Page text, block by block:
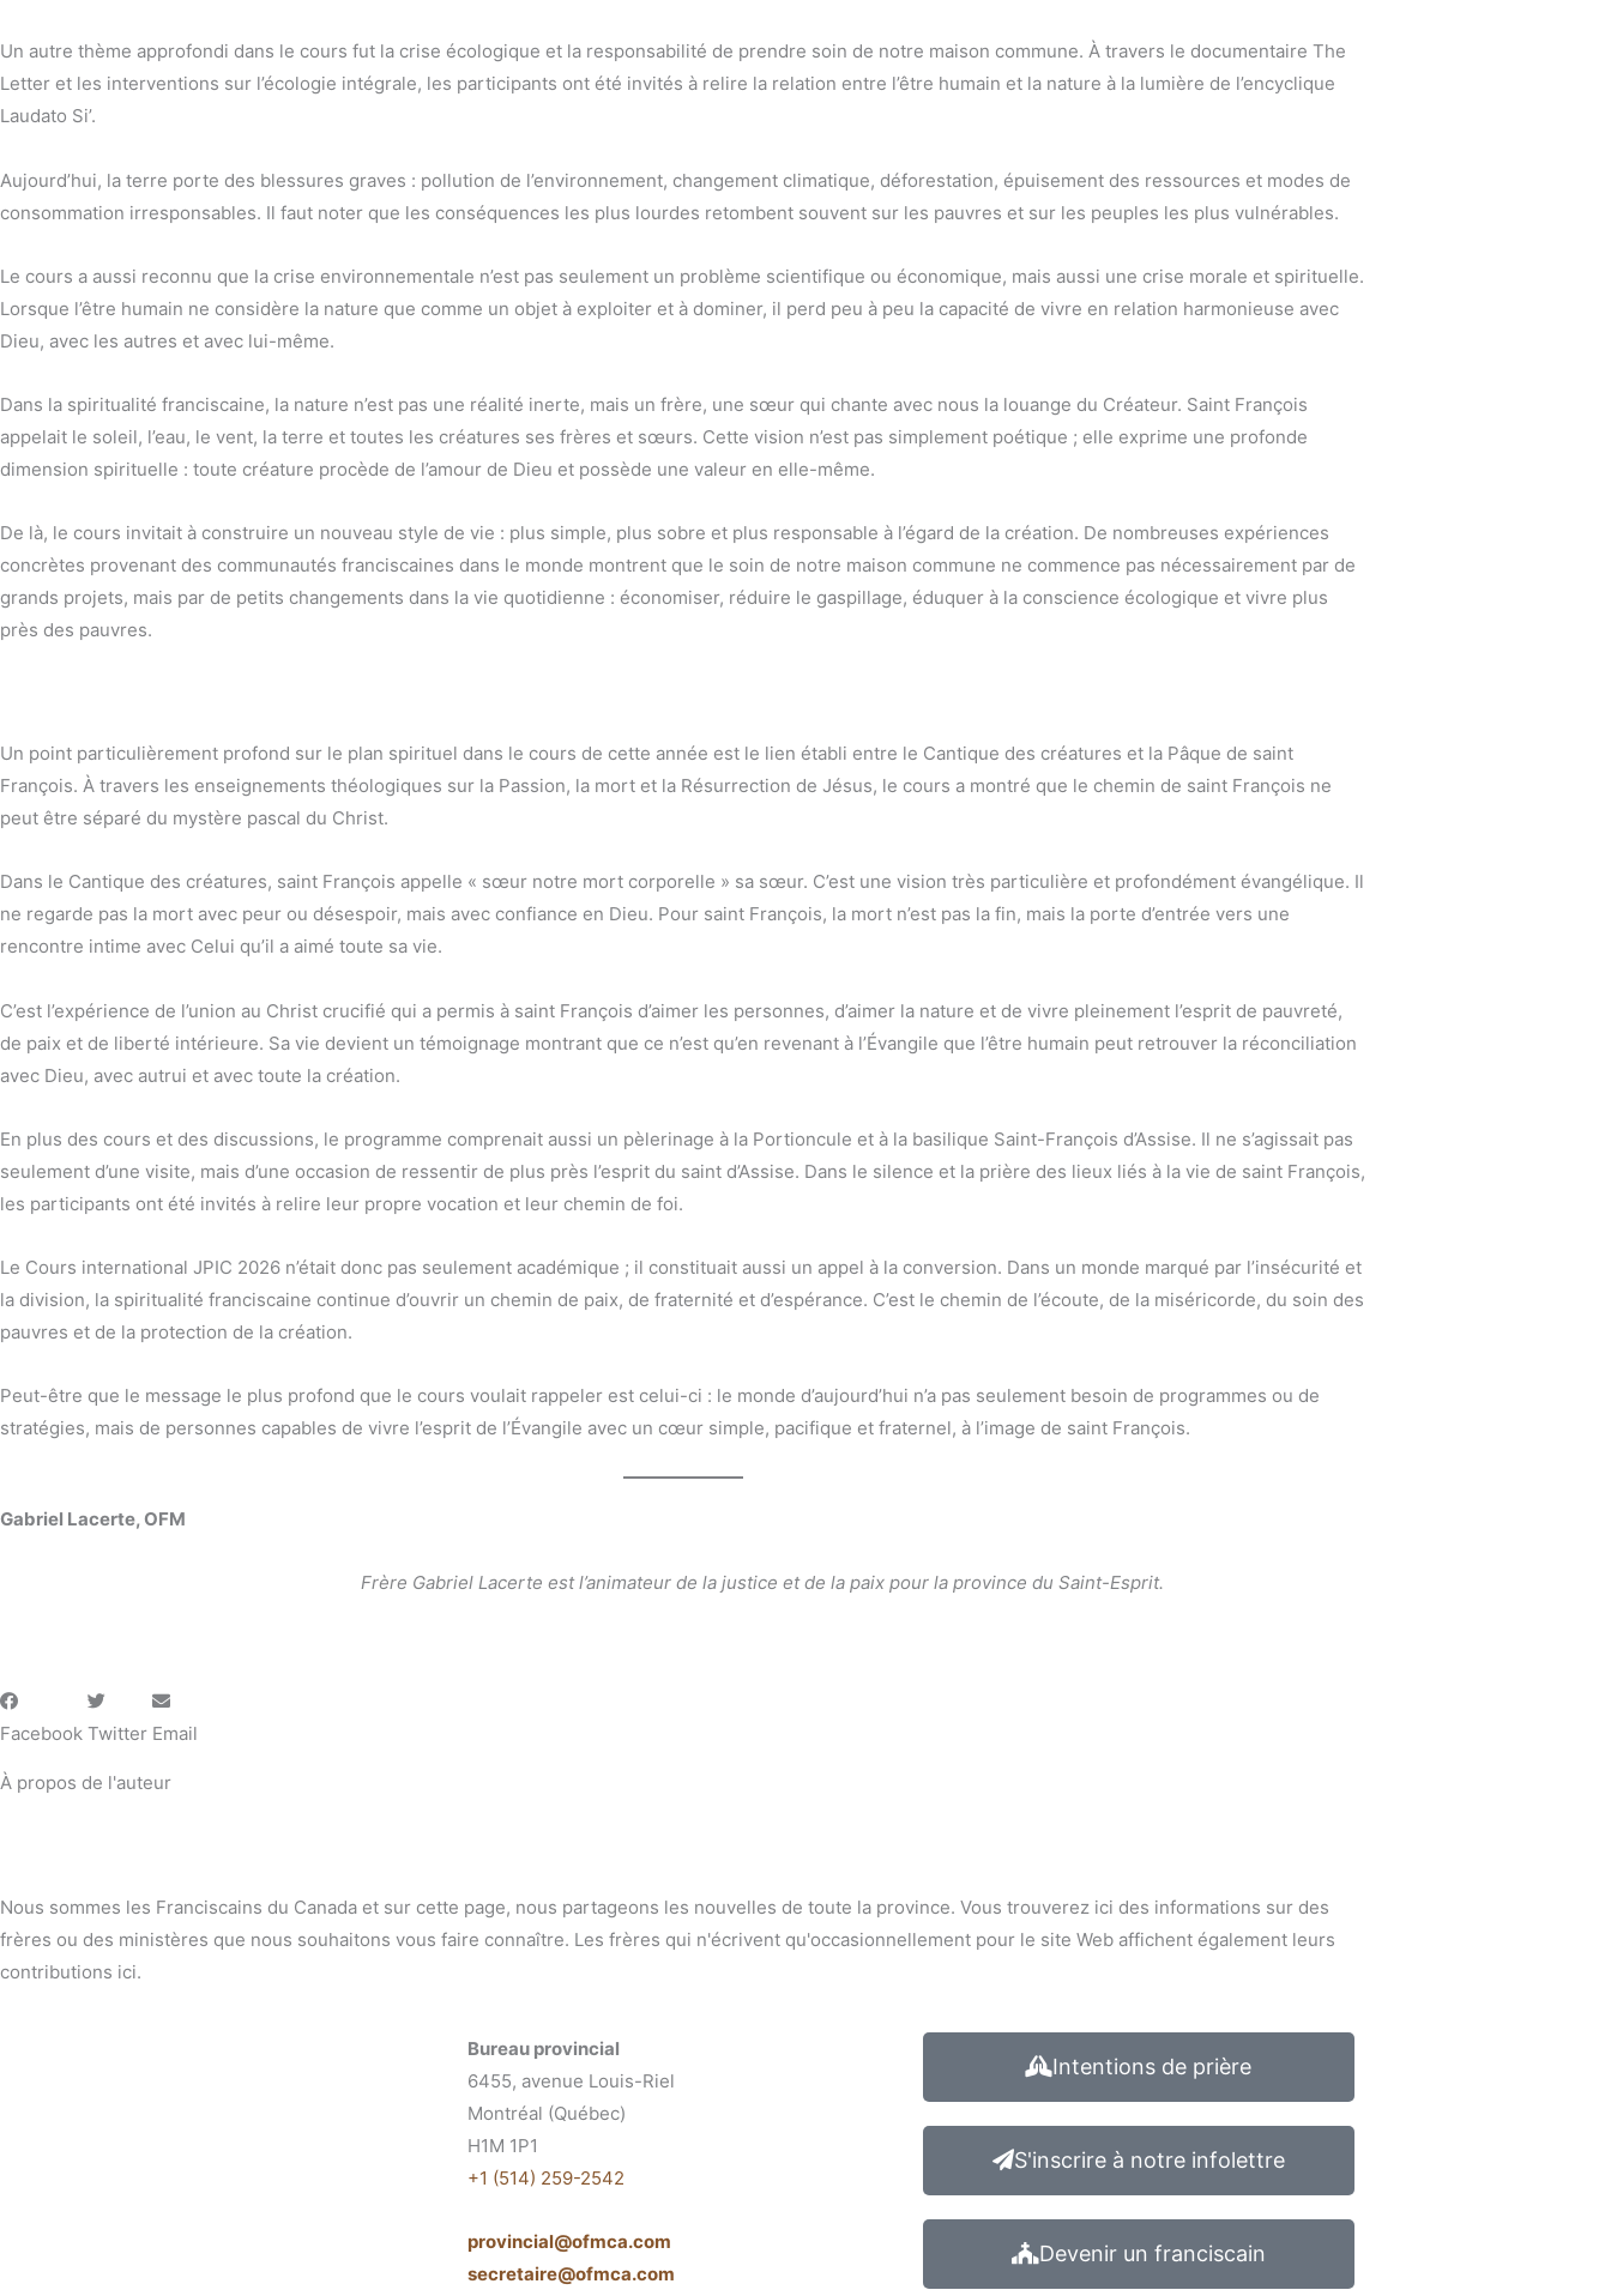
Un autre thème approfondi dans le cours fut la crise écologique et la responsabilité de prendre soin de notre maison commune. À travers le documentaire The
Letter et les interventions sur l’écologie intégrale, les participants ont été invités à relire la relation entre l’être humain et la nature à la lumière de l’encyclique
Laudato Si’.
Aujourd’hui, la terre porte des blessures graves : pollution de l’environnement, changement climatique, déforestation, épuisement des ressources et modes de
consommation irresponsables. Il faut noter que les conséquences les plus lourdes retombent souvent sur les pauvres et sur les peuples les plus vulnérables.
Le cours a aussi reconnu que la crise environnementale n’est pas seulement un problème scientifique ou économique, mais aussi une crise morale et spirituelle.
Lorsque l’être humain ne considère la nature que comme un objet à exploiter et à dominer, il perd peu à peu la capacité de vivre en relation harmonieuse avec
Dieu, avec les autres et avec lui-même.
Dans la spiritualité franciscaine, la nature n’est pas une réalité inerte, mais un frère, une sœur qui chante avec nous la louange du Créateur. Saint François
appelait le soleil, l’eau, le vent, la terre et toutes les créatures ses frères et sœurs. Cette vision n’est pas simplement poétique ; elle exprime une profonde
dimension spirituelle : toute créature procède de l’amour de Dieu et possède une valeur en elle-même.
De là, le cours invitait à construire un nouveau style de vie : plus simple, plus sobre et plus responsable à l’égard de la création. De nombreuses expériences
concrètes provenant des communautés franciscaines dans le monde montrent que le soin de notre maison commune ne commence pas nécessairement par de
grands projets, mais par de petits changements dans la vie quotidienne : économiser, réduire le gaspillage, éduquer à la conscience écologique et vivre plus
près des pauvres.
Un point particulièrement profond sur le plan spirituel dans le cours de cette année est le lien établi entre le Cantique des créatures et la Pâque de saint
François. À travers les enseignements théologiques sur la Passion, la mort et la Résurrection de Jésus, le cours a montré que le chemin de saint François ne
peut être séparé du mystère pascal du Christ.
Dans le Cantique des créatures, saint François appelle « sœur notre mort corporelle » sa sœur. C’est une vision très particulière et profondément évangélique. Il
ne regarde pas la mort avec peur ou désespoir, mais avec confiance en Dieu. Pour saint François, la mort n’est pas la fin, mais la porte d’entrée vers une
rencontre intime avec Celui qu’il a aimé toute sa vie.
C’est l’expérience de l’union au Christ crucifié qui a permis à saint François d’aimer les personnes, d’aimer la nature et de vivre pleinement l’esprit de pauvreté,
de paix et de liberté intérieure. Sa vie devient un témoignage montrant que ce n’est qu’en revenant à l’Évangile que l’être humain peut retrouver la réconciliation
avec Dieu, avec autrui et avec toute la création.
En plus des cours et des discussions, le programme comprenait aussi un pèlerinage à la Portioncule et à la basilique Saint-François d’Assise. Il ne s’agissait pas
seulement d’une visite, mais d’une occasion de ressentir de plus près l’esprit du saint d’Assise. Dans le silence et la prière des lieux liés à la vie de saint François,
les participants ont été invités à relire leur propre vocation et leur chemin de foi.
Le Cours international JPIC 2026 n’était donc pas seulement académique ; il constituait aussi un appel à la conversion. Dans un monde marqué par l’insécurité et
la division, la spiritualité franciscaine continue d’ouvrir un chemin de paix, de fraternité et d’espérance. C’est le chemin de l’écoute, de la miséricorde, du soin des
pauvres et de la protection de la création.
Peut-être que le message le plus profond que le cours voulait rappeler est celui-ci : le monde d’aujourd’hui n’a pas seulement besoin de programmes ou de
stratégies, mais de personnes capables de vivre l’esprit de l’Évangile avec un cœur simple, pacifique et fraternel, à l’image de saint François.
Gabriel Lacerte, OFM
Frère Gabriel Lacerte est l’animateur de la justice et de la paix pour la province du Saint-Esprit.
Facebook Twitter Email
À propos de l'auteur
Nous sommes les Franciscains du Canada et sur cette page, nous partageons les nouvelles de toute la province. Vous trouverez ici des informations sur des
frères ou des ministères que nous souhaitons vous faire connaître. Les frères qui n'écrivent qu'occasionnellement pour le site Web affichent également leurs
contributions ici.
Bureau provincial
6455, avenue Louis-Riel
Montréal (Québec)
H1M 1P1
+1 (514) 259-2542
provincial@ofmca.com
secretaire@ofmca.com
Intentions de prière
S'inscrire à notre infolettre
Devenir un franciscain